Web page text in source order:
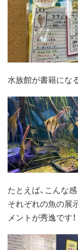
水族館が書籍にな
たとえば、こんな
それぞれの魚の展
メントが秀逸です！